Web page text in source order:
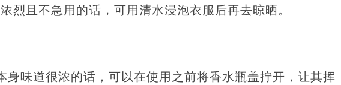
烈且不急用的话，可用清水浸泡衣服后再去晾晒。
身味道很浓的话，可以在使用之前将香水瓶盖拧开，让其挥